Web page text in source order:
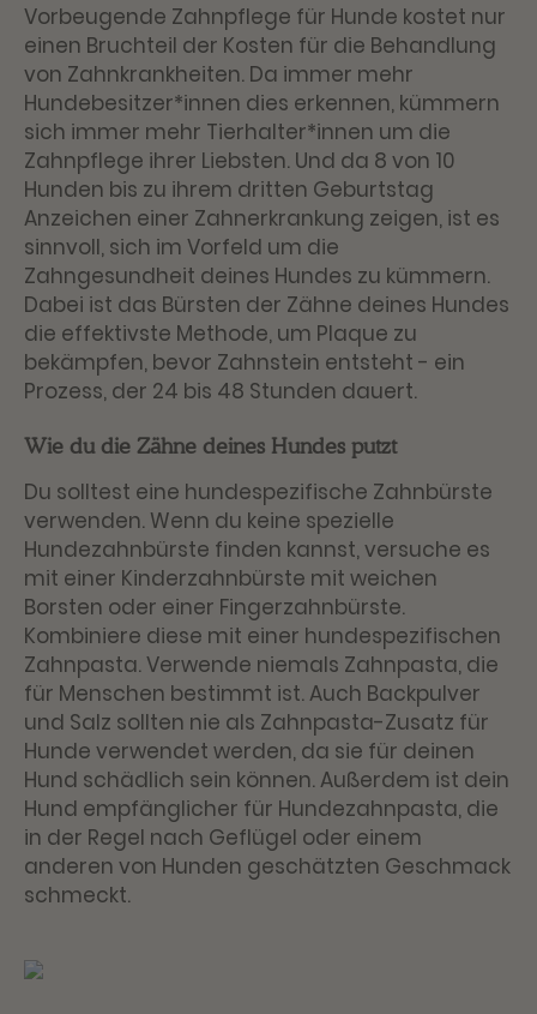
Vorbeugende Zahnpflege für Hunde kostet nur
einen Bruchteil der Kosten für die Behandlung
von Zahnkrankheiten. Da immer mehr
Hundebesitzer*innen dies erkennen, kümmern
sich immer mehr Tierhalter*innen um die
Zahnpflege ihrer Liebsten. Und da 8 von 10
Hunden bis zu ihrem dritten Geburtstag
Anzeichen einer Zahnerkrankung zeigen, ist es
sinnvoll, sich im Vorfeld um die
Zahngesundheit deines Hundes zu kümmern.
Dabei ist das Bürsten der Zähne deines Hundes
die effektivste Methode, um Plaque zu
bekämpfen, bevor Zahnstein entsteht - ein
Prozess, der 24 bis 48 Stunden dauert.
Wie du die Zähne deines Hundes putzt
Du solltest eine hundespezifische Zahnbürste
verwenden. Wenn du keine spezielle
Hundezahnbürste finden kannst, versuche es
mit einer Kinderzahnbürste mit weichen
Borsten oder einer Fingerzahnbürste.
Kombiniere diese mit einer hundespezifischen
Zahnpasta. Verwende niemals Zahnpasta, die
für Menschen bestimmt ist. Auch Backpulver
und Salz sollten nie als Zahnpasta-Zusatz für
Hunde verwendet werden, da sie für deinen
Hund schädlich sein können. Außerdem ist dein
Hund empfänglicher für Hundezahnpasta, die
in der Regel nach Geflügel oder einem
anderen von Hunden geschätzten Geschmack
schmeckt.